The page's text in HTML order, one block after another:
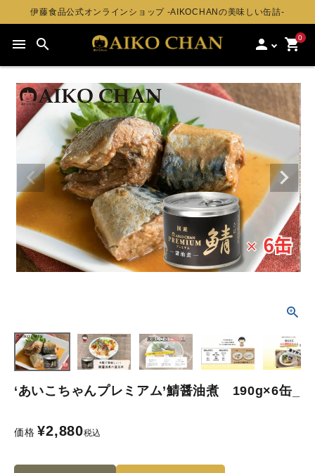
伊藤食品公式オンラインショップ -AIKOCHANの美味しい缶詰-
menu search person 0
shopping_cart
‘あいこちゃんプレミアム’鯖醤油煮 190g×6缶_
価格 ¥2,880税込